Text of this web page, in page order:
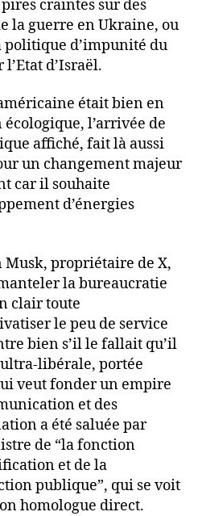
craintes sur des
la guerre en Ukraine, ou
d’impunité du
d’Israël.
était bien en
l’arrivée de
affiché, fait là aussi
un changement majeur
car il souhaite
d’énergies
Musk, propriétaire de X,
la bureaucratie
clair toute
le peu de service
bien s’il le fallait qu’il
ultra-libérale, portée
veut fonder un empire
et des
a été saluée par
de “la fonction
et de la
publique”, qui se voit
homologue direct.